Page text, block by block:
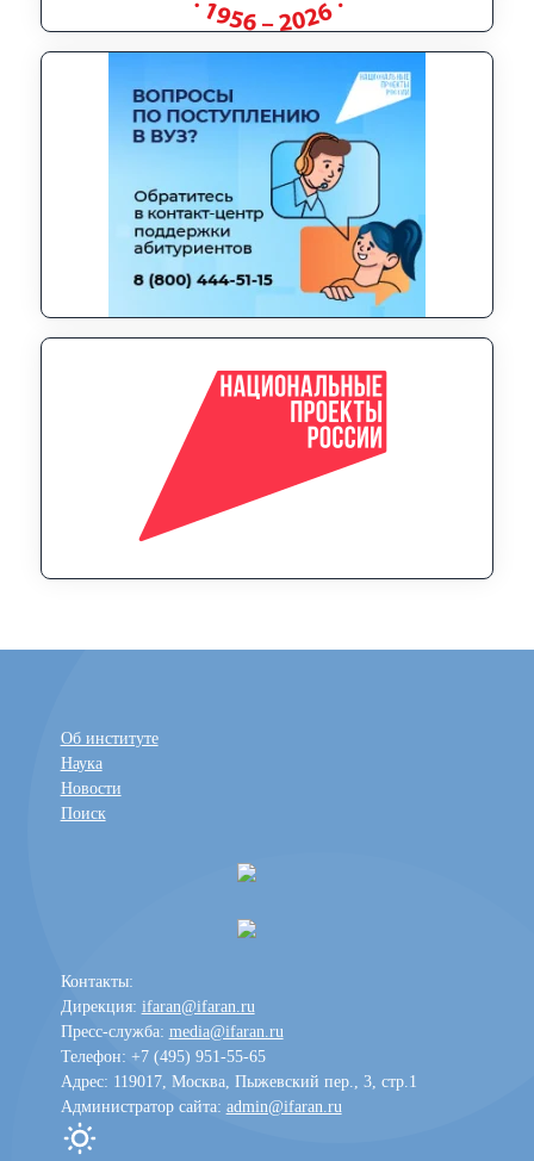
Об институте
Наука
Новости
Поиск
Контакты:
Дирекция: ifaran@ifaran.ru
Пресс-служба: media@ifaran.ru
Телефон: +7 (495) 951-55-65
Адрес: 119017, Москва, Пыжевский пер., 3, стр.1
Администратор сайта: admin@ifaran.ru
Toggle dark mode